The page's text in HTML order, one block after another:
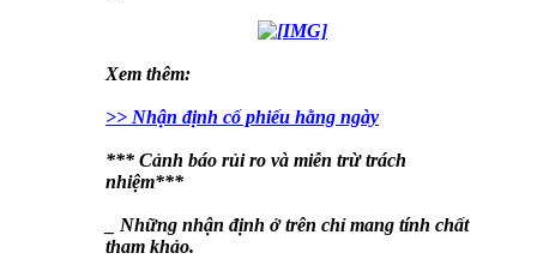
Xem thêm:
>> Nhận định cố phiếu hằng ngày
*** Cảnh báo rủi ro và miễn trừ trách
nhiệm***
_ Những nhận định ở trên chỉ mang tính chất
tham khảo.